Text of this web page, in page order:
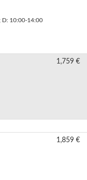
D: 10:00-14:00
1,759 €
1,859 €